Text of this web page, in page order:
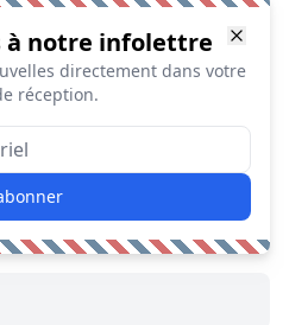
à notre infolettre
directement dans votre
réception.